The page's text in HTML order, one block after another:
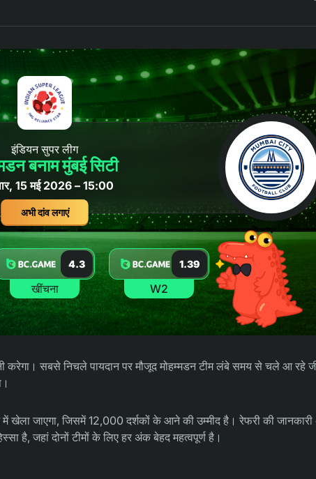
इंडियन सुपर लीग
बनाम मुंबई सिटी
15 मई 2026 – 15:00
अभी दांव लगाएं
4.3
खींचना
1.39
W2
करेगा। सबसे निचले पायदान पर मौजूद मोहम्मडन टीम लंबे समय से चले आ रहे
खेला जाएगा, जिसमें 12,000 दर्शकों के आने की उम्मीद है। रेफरी की
है, जहां दोनों टीमों के लिए हर अंक बेहद महत्वपूर्ण है।